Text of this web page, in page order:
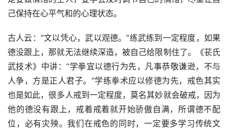
己保持在心平气和的心理状态。
古人云：“文以凭心，武以观德。”练武练到一定程度，如果
德没跟上，那就无法继续深造，被自己给限制住了。《苌氏
武技术》中讲：“学拳宜以德行为先，凡事恭敬谦逊，不与
人争，方是正人君子。”学练拳术应以修德为先，戒色其实
也是如此，很多人戒到一定程度，莫名其妙就会破戒，因为
他的德没有跟上，戒着戒着就开始骄傲自满，所谓德不配
位，必有灾殃。我们在戒色的同时，一定要多学习传统文